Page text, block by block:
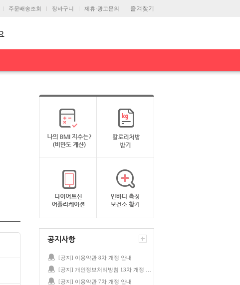
즐겨찾기
주문배송조회 장바구니 제휴·광고문의
공지사항
[공지] 이용약관 8차 개정 안내
[공지] 이용약관 7차 개정 안내